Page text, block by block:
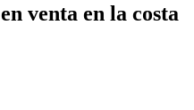
venta en la costa